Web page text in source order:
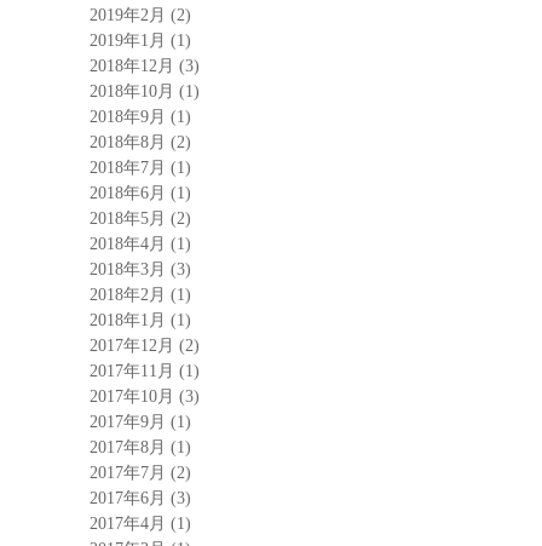
2019年2月 (2)
2019年1月 (1)
2018年12月 (3)
2018年10月 (1)
2018年9月 (1)
2018年8月 (2)
2018年7月 (1)
2018年6月 (1)
2018年5月 (2)
2018年4月 (1)
2018年3月 (3)
2018年2月 (1)
2018年1月 (1)
2017年12月 (2)
2017年11月 (1)
2017年10月 (3)
2017年9月 (1)
2017年8月 (1)
2017年7月 (2)
2017年6月 (3)
2017年4月 (1)